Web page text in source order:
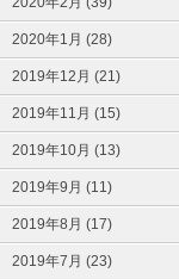
2020年1月 (28)
2019年12月 (21)
2019年11月 (15)
2019年10月 (13)
2019年9月 (11)
2019年8月 (17)
2019年7月 (23)